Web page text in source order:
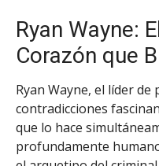
Ryan Wayne:
Corazón que
Ryan Wayne, el líder
contradicciones
que lo hace
profundamente